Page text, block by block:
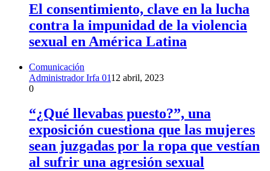
El consentimiento, clave en la lucha
contra la impunidad de la violencia
sexual en América Latina
Comunicación
Administrador Irfa 0112 abril, 2023
0
“¿Qué llevabas puesto?”, una
exposición cuestiona que las mujeres
sean juzgadas por la ropa que vestían
al sufrir una agresión sexual